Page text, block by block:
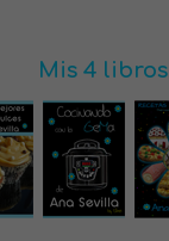
Mis 4 libros